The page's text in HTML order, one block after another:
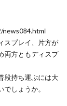
スプレイ、片方が
両方ともディスプ
段持ち運ぶには大
しょうか。